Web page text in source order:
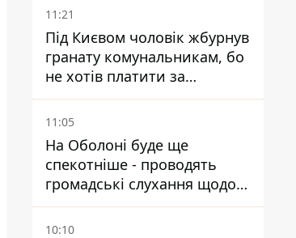
11:21
Під Києвом чоловік жбурнув
гранату комунальникам, бо
не хотів платити за
квитанціями
11:05
На Оболоні буде ще
спекотніше - проводять
громадські слухання щодо
храму УГКЦ на Північній
10:10